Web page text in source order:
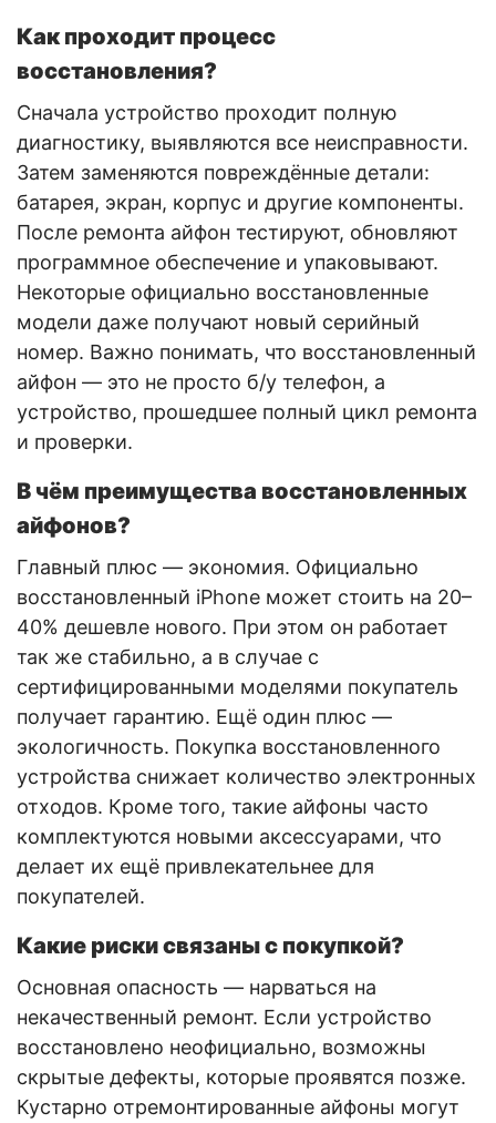
Как проходит процесс
восстановления?
Сначала устройство проходит полную
диагностику, выявляются все неисправности.
Затем заменяются повреждённые детали:
батарея, экран, корпус и другие компоненты.
После ремонта айфон тестируют, обновляют
программное обеспечение и упаковывают.
Некоторые официально восстановленные
модели даже получают новый серийный
номер. Важно понимать, что восстановленный
айфон — это не просто б/у телефон, а
устройство, прошедшее полный цикл ремонта
и проверки.
В чём преимущества восстановленных
айфонов?
Главный плюс — экономия. Официально
восстановленный iPhone может стоить на 20–
40% дешевле нового. При этом он работает
так же стабильно, а в случае с
сертифицированными моделями покупатель
получает гарантию. Ещё один плюс —
экологичность. Покупка восстановленного
устройства снижает количество электронных
отходов. Кроме того, такие айфоны часто
комплектуются новыми аксессуарами, что
делает их ещё привлекательнее для
покупателей.
Какие риски связаны с покупкой?
Основная опасность — нарваться на
некачественный ремонт. Если устройство
восстановлено неофициально, возможны
скрытые дефекты, которые проявятся позже.
Кустарно отремонтированные айфоны могут